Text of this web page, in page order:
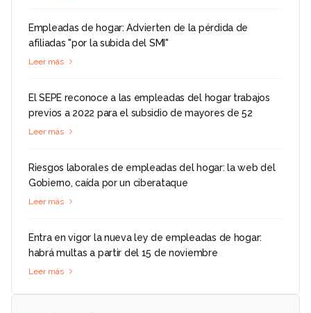
Empleadas de hogar: Advierten de la pérdida de
afiliadas "por la subida del SMI"
Leer más
El SEPE reconoce a las empleadas del hogar trabajos
previos a 2022 para el subsidio de mayores de 52
Leer más
Riesgos laborales de empleadas del hogar: la web del
Gobierno, caída por un ciberataque
Leer más
Entra en vigor la nueva ley de empleadas de hogar:
habrá multas a partir del 15 de noviembre
Leer más